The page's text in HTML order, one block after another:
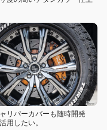
リパーカバーも随時開発
用したい。